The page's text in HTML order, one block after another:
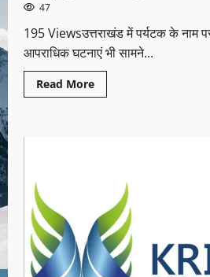
47
195 Viewsउत्तराखंड में पर्यटक के नाम
आपराधिक घटनाएं भी सामने...
Read More